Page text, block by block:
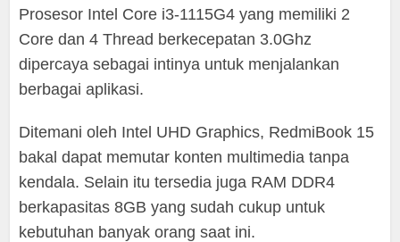
Prosesor Intel Core i3-1115G4 yang memiliki 2
Core dan 4 Thread berkecepatan 3.0Ghz
dipercaya sebagai intinya untuk menjalankan
berbagai aplikasi.
Ditemani oleh Intel UHD Graphics, RedmiBook 15
bakal dapat memutar konten multimedia tanpa
kendala. Selain itu tersedia juga RAM DDR4
berkapasitas 8GB yang sudah cukup untuk
kebutuhan banyak orang saat ini.